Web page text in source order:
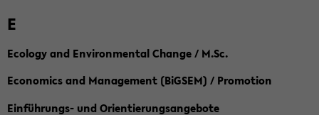
E
Ecology and Environmental Change / M.Sc.
Economics and Management (BiGSEM) / Promotion
Einführungs- und Orientierungsangebote